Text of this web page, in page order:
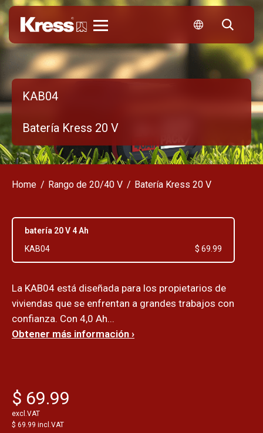
KAB04
Batería Kress 20 V
Home Rango de 20/40 V Batería Kress 20 V
batería 20 V 4 Ah
KAB04
$ 69.99
La KAB04 está diseñada para los propietarios de
viviendas que se enfrentan a grandes trabajos con
confianza. Con 4,0 Ah...
Obtener más información ›
$ 69.99
excl.VAT
$ 69.99 incl.VAT